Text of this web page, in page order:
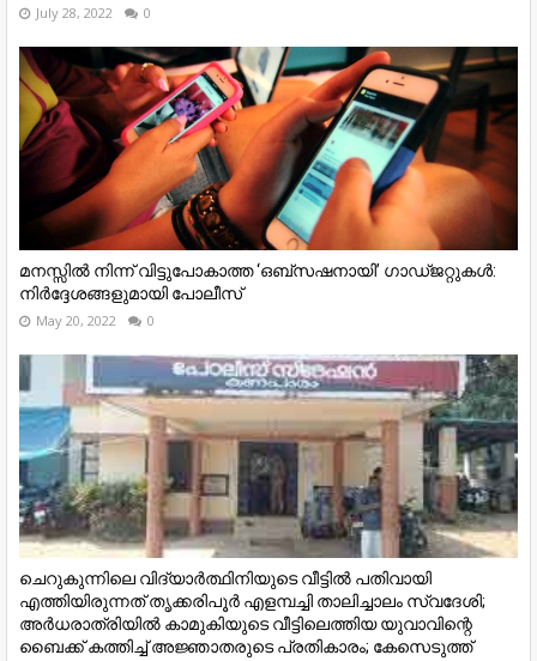
July 28, 2022 0
മനസ്സിൽ നിന്ന് വിട്ടുപോകാത്ത ‘ഒബ്സഷനായി’ ഗാഡ്ജറ്റുകൾ:
നിർദ്ദേശങ്ങളുമായി പോലീസ്
May 20, 2022 0
ചെറുകുന്നിലെ വിദ്യാർത്ഥിനിയുടെ വീട്ടിൽ പതിവായി
എത്തിയിരുന്നത് തൃക്കരിപൂർ എളമ്പച്ചി താലിച്ചാലം സ്വദേശി;
അർധരാത്രിയിൽ കാമുകിയുടെ വീട്ടിലെത്തിയ യുവാവിന്റെ
ബൈക്ക് കത്തിച്ച് അജ്ഞാതരുടെ പ്രതികാരം; കേസെടുത്ത്